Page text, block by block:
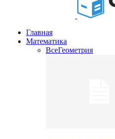
Главная
Математика
ВсеГеометрия